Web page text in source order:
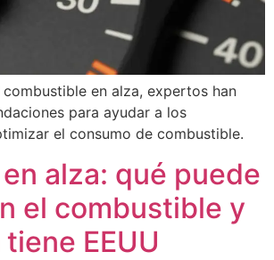
en alza, expertos han
para ayudar a los
el consumo de combustible.
alza: qué puede
el combustible y
EEUU